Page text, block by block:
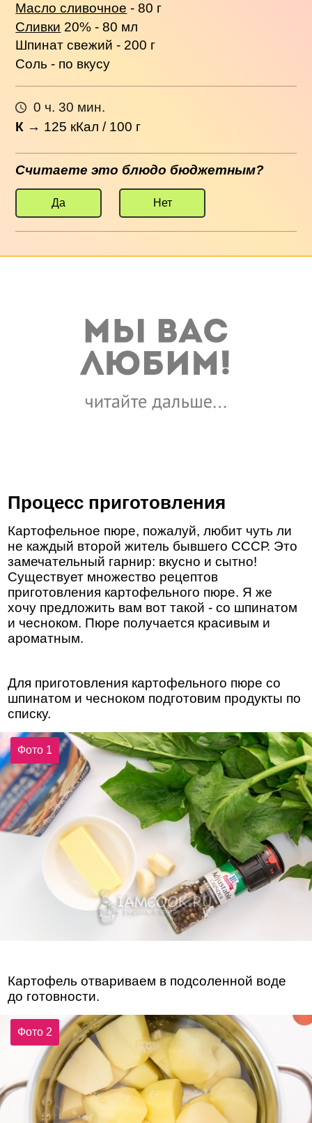
Масло сливочное - 80 г
Сливки 20% - 80 мл
Шпинат свежий - 200 г
Соль - по вкусу
0 ч. 30 мин.
К → 125 кКал / 100 г
Считаете это блюдо бюджетным?
Да Нет
Процесс приготовления
Картофельное пюре, пожалуй, любит чуть ли
не каждый второй житель бывшего СССР. Это
замечательный гарнир: вкусно и сытно!
Существует множество рецептов
приготовления картофельного пюре. Я же
хочу предложить вам вот такой - со шпинатом
и чесноком. Пюре получается красивым и
ароматным.
Для приготовления картофельного пюре со
шпинатом и чесноком подготовим продукты по
списку.
Фото 1
Картофель отвариваем в подсоленной воде
до готовности.
Фото 2